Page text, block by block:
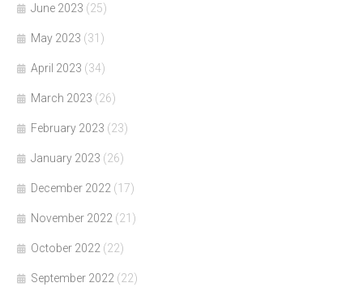
June 2023 (25)
May 2023 (31)
April 2023 (34)
March 2023 (26)
February 2023 (23)
January 2023 (26)
December 2022 (17)
November 2022 (21)
October 2022 (22)
September 2022 (22)